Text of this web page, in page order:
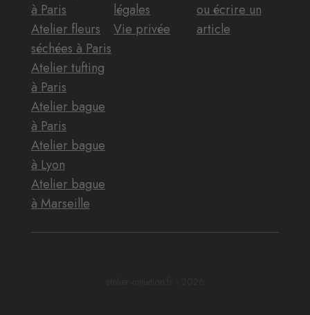
à Paris
Atelier fleurs
séchées à Paris
Atelier tufting
à Paris
Atelier bague
à Paris
Atelier bague
à Lyon
Atelier bague
à Marseille
légales
Vie privée
ou écrire un
article